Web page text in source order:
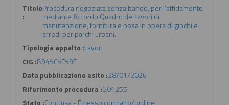
Titolo
:
Procedura negoziata senza bando, per l'affidamento
mediante Accordo Quadro dei lavori di
manutenzione, fornitura e posa in opera di giochi e
arredi per parchi urbani.
Tipologia appalto :Lavori
CIG :B945C5E59E
Data pubblicazione esito :28/01/2026
Riferimento procedura :G01255
Stato :Conclusa - Emesso contratto/ordine